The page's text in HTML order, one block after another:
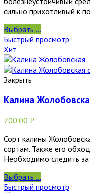
сильно прихотливый к
Выбрать ...
Быстрый просмотр
Хит
Закрыть
Калина
700.00 Р
Сорт калины
сортам. Также его
Необходимо следить
Выбрать ...
Быстрый просмотр